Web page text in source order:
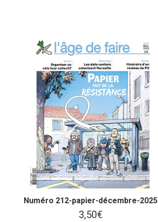
Numéro 212-papier-décembre-2025
3,50€